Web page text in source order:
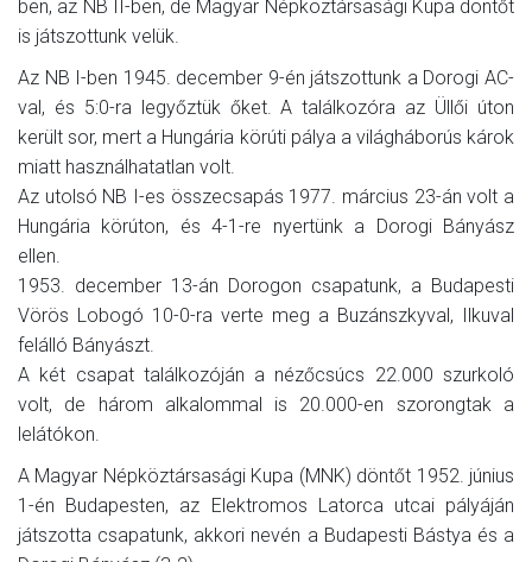
ben, az NB II-ben, de Magyar Népköztársasági Kupa döntőt
is játszottunk velük.
Az NB I-ben 1945. december 9-én játszottunk a Dorogi AC-
val, és 5:0-ra legyőztük őket. A találkozóra az Üllői úton
került sor, mert a Hungária körúti pálya a világháborús károk
miatt használhatatlan volt.
Az utolsó NB I-es összecsapás 1977. március 23-án volt a
Hungária körúton, és 4-1-re nyertünk a Dorogi Bányász
ellen.
1953. december 13-án Dorogon csapatunk, a Budapesti
Vörös Lobogó 10-0-ra verte meg a Buzánszkyval, Ilkuval
felálló Bányászt.
A két csapat találkozóján a nézőcsúcs 22.000 szurkoló
volt, de három alkalommal is 20.000-en szorongtak a
lelátókon.
A Magyar Népköztársasági Kupa (MNK) döntőt 1952. június
1-én Budapesten, az Elektromos Latorca utcai pályáján
játszotta csapatunk, akkori nevén a Budapesti Bástya és a